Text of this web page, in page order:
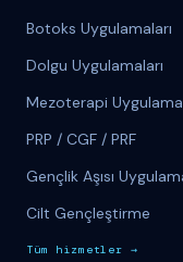
Botoks Uygulamaları
Dolgu Uygulamaları
Mezoterapi
PRP / CGF / PRF
Gençlik Aşısı
Cilt Gençleştirme
Tüm hizmetler →